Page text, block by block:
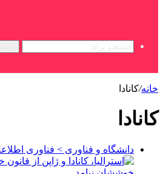
خانه/کانادا
کانادا
دانشگاه و فناوری > فناوری